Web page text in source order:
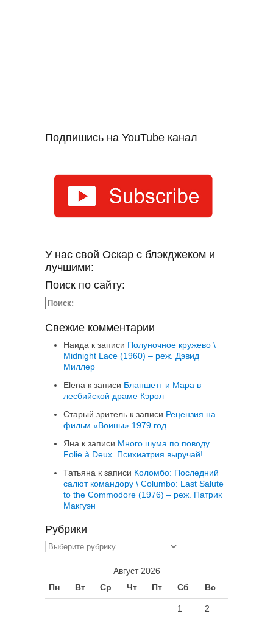
Подпишись на YouTube канал
У нас свой Оскар с блэкджеком и
лучшими:
Поиск по сайту:
Свежие комментарии
Наида к записи Полуночное кружево \
Midnight Lace (1960) – реж. Дэвид
Миллер
Elena к записи Бланшетт и Мара в
лесбийской драме Кэрол
Старый зритель к записи Рецензия на
фильм «Воины» 1979 год.
Яна к записи Много шума по поводу
Folie à Deux. Психиатрия выручай!
Татьяна к записи Коломбо: Последний
салют командору \ Columbo: Last Salute
to the Commodore (1976) – реж. Патрик
Макгуэн
Рубрики
Рубрики
Август 2026
Пн
Вт Ср Чт Пт Сб Вс
1 2